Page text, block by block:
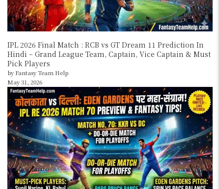
IPL 2026 Final Match : RCB vs GT Dream 11 Prediction In
Hindi – Grand League Team, Captain, Vice Captain & Must
Pick Players
by Fantasy Team Help
May 31, 2026